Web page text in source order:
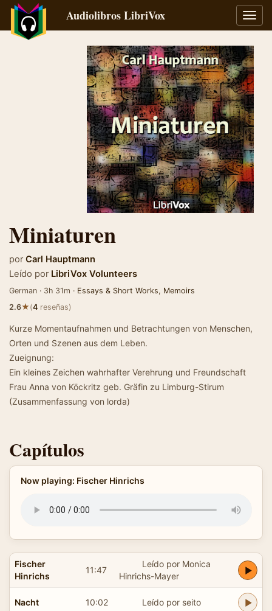
Audiolibros LibriVox
Miniaturen
por Carl Hauptmann
Leído por LibriVox Volunteers
German · 3h 31m · Essays & Short Works, Memoirs
2.6★(4 reseñas)
Kurze Momentaufnahmen und Betrachtungen von Menschen,
Orten und Szenen aus dem Leben.
Zueignung:
Ein kleines Zeichen wahrhafter Verehrung und Freundschaft
Frau Anna von Köckritz geb. Gräfin zu Limburg-Stirum
(Zusammenfassung von lorda)
Capítulos
Now playing: Fischer Hinrichs
Fischer
Hinrichs
11:47
Leído por Monica
Hinrichs-Mayer
Nacht 10:02 Leído por seito